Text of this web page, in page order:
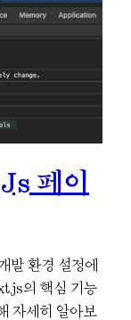
페이
발 환경 설정에
의 핵심 기능
자세히 알아보